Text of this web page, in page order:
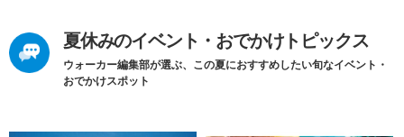
夏休みのイベント・おでかけトピックス
ウォーカー編集部が選ぶ、この夏におすすめしたい旬なイベント・
おでかけスポット